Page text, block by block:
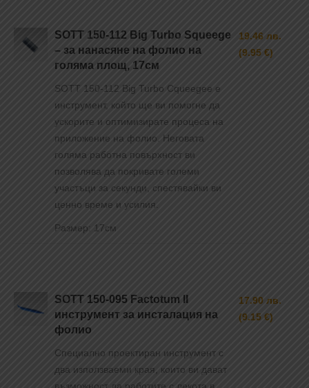
SOTT 150-112 Big Turbo Squeege
– за нанасяне на фолио на
голяма площ, 17см
SOTT 150-112 Big Turbo Сqueegee е
инструмент, който ще ви помогне да
ускорите и оптимизирате процеса на
приложение на фолио. Неговата
голяма работна повърхност ви
позволява да покривате големи
участъци за секунди, спестявайки ви
ценно време и усилия.
Размер: 17см
19.46 лв.
(9.95 €)
SOTT 150-095 Factotum II
инструмент за инсталация на
фолио
Специално проектиран инструмент с
два използваеми края, които ви дават
17.90 лв.
(9.15 €)